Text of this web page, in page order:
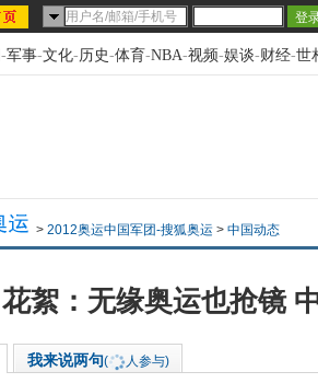
-军事-文化-历史-体育-NBA-视频-娱谈-财经-世
> 2012奥运中国军团-搜狐奥运 > 中国动态
花絮：无缘奥运也抢镜
我来说两句( 人参与)